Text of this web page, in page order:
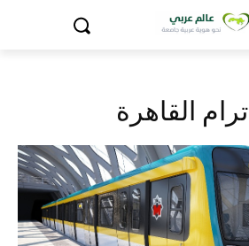
ترام القاهرة